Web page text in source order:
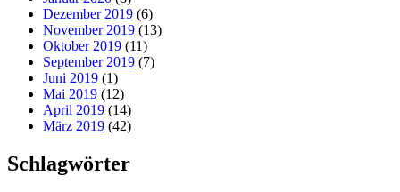
Dezember 2019 (6)
November 2019 (13)
Oktober 2019 (11)
September 2019 (7)
Juni 2019 (1)
Mai 2019 (12)
April 2019 (14)
März 2019 (42)
Schlagwörter